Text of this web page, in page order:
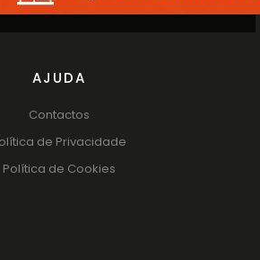
AJUDA
Contactos
de Privacidade
Política de Cookies